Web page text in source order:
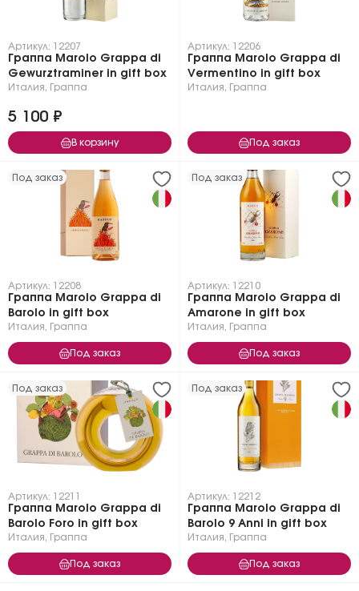
Артикул: 12207
Граппа Marolo Grappa di
Gewurztraminer in gift box
Италия Граппа
5 100 ₽
В корзину
Артикул: 12206
Граппа Marolo Grappa di
Vermentino in gift box
Италия Граппа
Под заказ
Под заказ
Артикул: 12208
Граппа Marolo Grappa di
Barolo in gift box
Италия Граппа
Под заказ
Под заказ
Артикул: 12210
Граппа Marolo Grappa di
Amarone in gift box
Италия Граппа
Под заказ
Под заказ
Артикул: 12211
Граппа Marolo Grappa di
Barolo Foro in gift box
Италия Граппа
Под заказ
Под заказ
Артикул: 12212
Граппа Marolo Grappa di
Barolo 9 Anni in gift box
Италия Граппа
Под заказ